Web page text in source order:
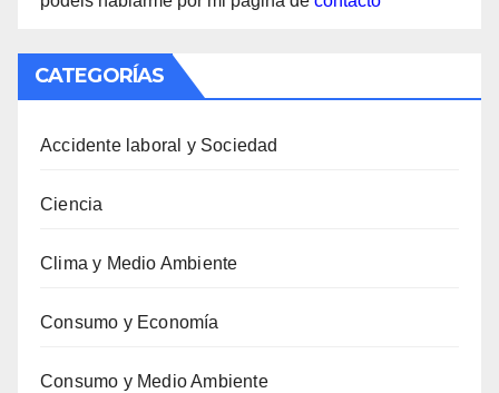
CATEGORÍAS
Accidente laboral y Sociedad
Ciencia
Clima y Medio Ambiente
Consumo y Economía
Consumo y Medio Ambiente